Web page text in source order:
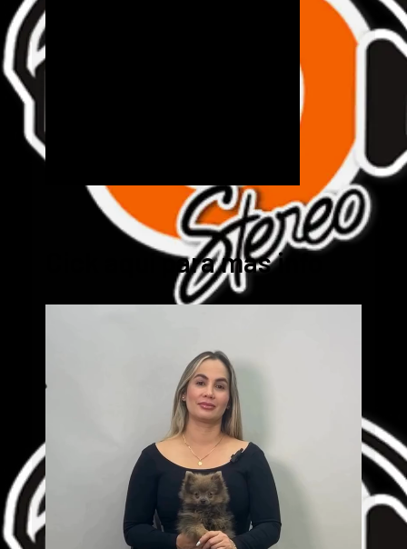
Cick aquí para mas info